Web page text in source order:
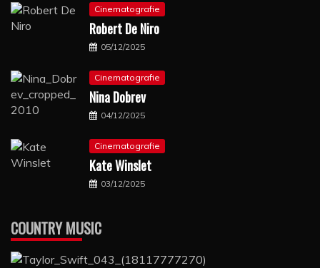
Cinematografie
Robert De Niro
05/12/2025
Cinematografie
Nina Dobrev
04/12/2025
Cinematografie
Kate Winslet
03/12/2025
COUNTRY MUSIC